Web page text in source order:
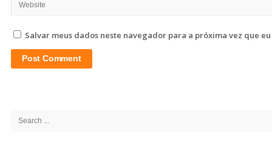
Salvar meus dados neste navegador para a próxima vez que
Search